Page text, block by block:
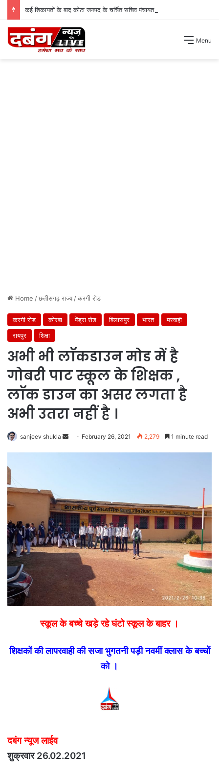
कई शिकायतों के बाद कोटा जनपद के चर्चित सचिव पंचायत से हटाए गए ।
Menu
Home /छत्तीसगढ़ राज्य/करगी रोड
करगी रोड कोरबा पेंड्रा रोड बिलासपुर भारत
मरवाही
रायपुर
शिक्षा
अभी भी लाॅकडाउन मोड में है
गोबरी पाट स्कूल के शिक्षक ,
लाॅक डाउन का असर लगता है
अभी उतरा नहीं है ।
sanjeev shukla
Send February 26, 2021 2,279 1 minute read
स्कूल के बच्चे खड़े रहे घंटो स्कूल के बाहर ।
शिक्षकों की लापरवाही की सजा भुगतनी पड़ी नवमीं क्लास के बच्चों
को ।
दबंग न्यूज लाईव
शुक्रवार 26.02.2021